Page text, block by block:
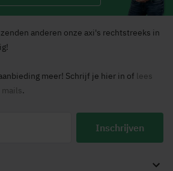
anderen onze axi's rechtstreeks in
meer! Schrijf je hier in of lees
mails.
Inschrijven